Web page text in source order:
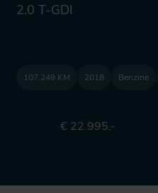
2.0 T-GDI
107.249 KM 2018 Benzine
€ 22.995,-